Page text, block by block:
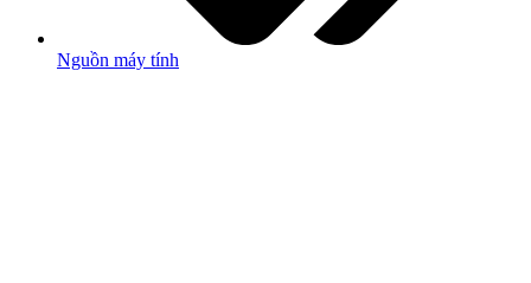
Nguồn máy tính